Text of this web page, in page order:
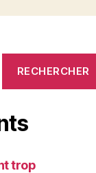
RECHERCHER
trop